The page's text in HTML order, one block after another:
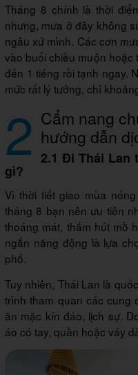
Tháng 8 chính là thời
nhưng, mưa ở đây không
ngâu xứ mình. Các cơn
vào buổi chiều muộn hoặc
đến 1 tiếng rồi tạnh ngay.
mức rất lý tưởng, chỉ
2 Cẩm nang
hướng dẫn
2.1 Đi Thái Lan
gì?
Vì thời tiết giao mùa
tháng 8 bạn nên ưu tiên
thoáng mát, thấm hút mồ
ngắn năng động là lựa
phố.
Tuy nhiên, Thái Lan là
trình tham quan các cung
ăn mặc kín đáo, lịch sự.
áo có tay, quần hoặc váy